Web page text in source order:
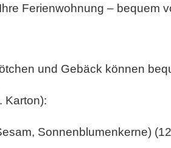
Ferienwohnung – bequem
und Gebäck können
Karton):
Sonnenblumenkerne)